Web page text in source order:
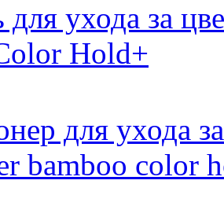
ухода за
Hold+
для ухода
bamboo color